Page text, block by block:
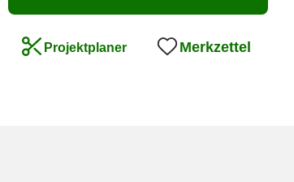
Projektplaner Merkzettel